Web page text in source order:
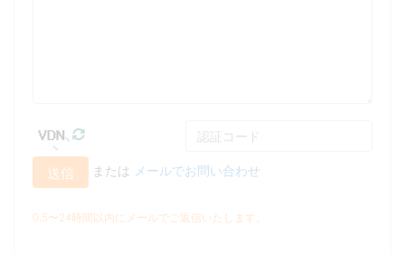
送信 または メールでお問い合わせ
0.5〜24時間以内にメールでご返信いたします。